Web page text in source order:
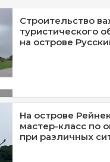
Строительство
туристического
на острове
На острове
мастер-класс по
при различных